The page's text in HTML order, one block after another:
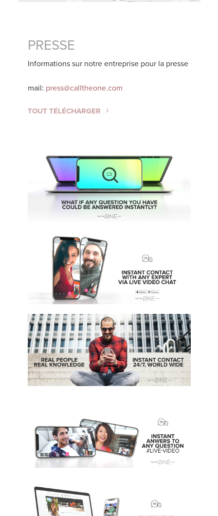
PRESSE
Informations sur notre entreprise pour la presse
mail: press@calltheone.com
TOUT TÉLÉCHARGER